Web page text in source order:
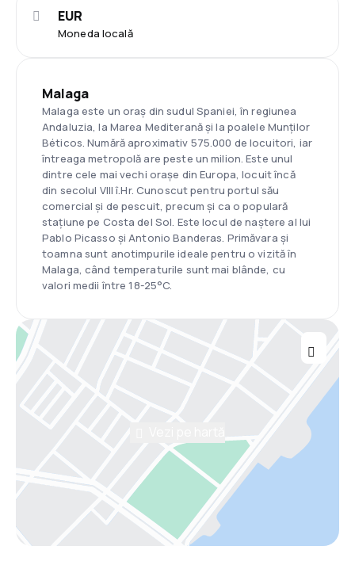
Moneda locală
EUR
Malaga
Malaga este un oraș din sudul Spaniei, în regiunea
Andaluzia, la Marea Mediterană și la poalele Munților
Béticos. Numără aproximativ 575.000 de locuitori, iar
întreaga metropolă are peste un milion. Este unul
dintre cele mai vechi orașe din Europa, locuit încă
din secolul VIII î.Hr. Cunoscut pentru portul său
comercial și de pescuit, precum și ca o populară
stațiune pe Costa del Sol. Este locul de naștere al lui
Pablo Picasso și Antonio Banderas. Primăvara și
toamna sunt anotimpurile ideale pentru o vizită în
Malaga, când temperaturile sunt mai blânde, cu
valori medii între 18-25°C.